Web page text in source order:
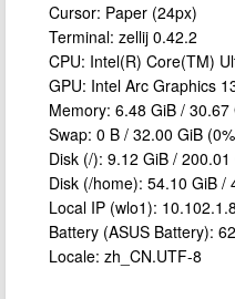
Cursor: Paper (24px)
Terminal: zellij 0.42.2
CPU: Intel(R) Core(TM)
GPU: Intel Arc Graphics
Memory: 6.48 GiB / 30.67
Swap: 0 B / 32.00 GiB
Disk (/): 9.12 GiB /
Disk (/home): 54.10 GiB /
Local IP (wlo1):
Battery (ASUS Battery):
Locale: zh_CN.UTF-8